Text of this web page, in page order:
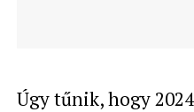
Úgy tűnik, hogy